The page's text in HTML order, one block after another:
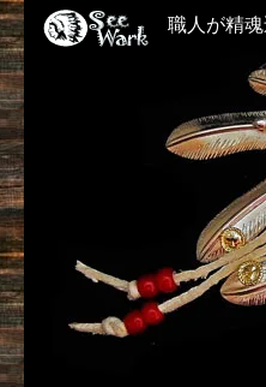
職人が精